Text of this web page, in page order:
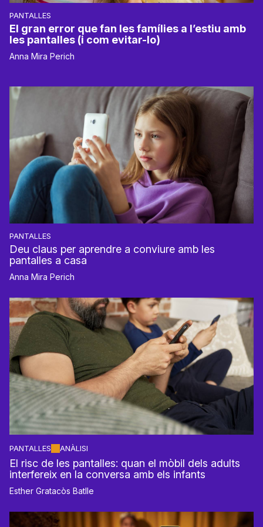
PANTALLES
El gran error que fan les famílies a l’estiu amb
les pantalles (i com evitar-lo)
Anna Mira Perich
PANTALLES
Deu claus per aprendre a conviure amb les
pantalles a casa
Anna Mira Perich
PANTALLES ANÀLISI
El risc de les pantalles: quan el mòbil dels adults
interfereix en la conversa amb els infants
Esther Gratacòs Batlle